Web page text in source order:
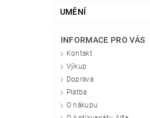
UMĚNÍ
INFORMACE PRO VÁS
Kontakt
Výkup
Doprava
Platba
O nákupu